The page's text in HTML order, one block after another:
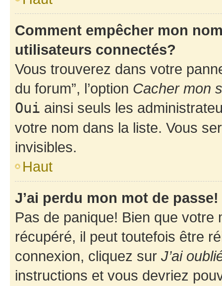
Comment empêcher mon
utilisateurs connectés?
Vous trouverez dans votre
du forum”, l’option Cacher mon
Oui ainsi seuls les
votre nom dans la liste. Vous
invisibles.
Haut
J’ai perdu mon mot de passe!
Pas de panique! Bien que
récupéré, il peut toutefois être
connexion, cliquez sur J’ai
instructions et vous devriez